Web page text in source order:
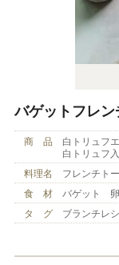
バゲットフレ
商 品
白トリュフ
白トリュフ
料理名
フレンチト
食 材
バゲット
タ グ
ブランチレ